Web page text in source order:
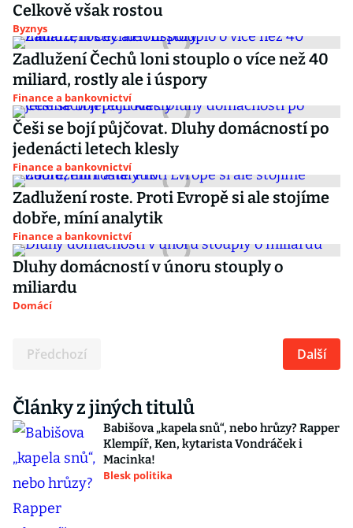
Celkově však rostou
Byznys
Zadlužení Čechů loni stouplo o více než 40
miliard, rostly ale i úspory
Finance a bankovnictví
Češi se bojí půjčovat. Dluhy domácností po
jedenácti letech klesly
Finance a bankovnictví
Zadlužení roste. Proti Evropě si ale stojíme
dobře, míní analytik
Finance a bankovnictví
Dluhy domácností v únoru stouply o
miliardu
Domácí
Předchozí Další
Články z jiných titulů
Babišova „kapela snů“, nebo hrůzy? Rapper
Klempíř, Ken, kytarista Vondráček i
Macinka!
Blesk politika